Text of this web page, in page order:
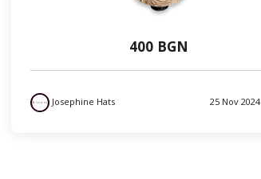
400 BGN
Josephine Hats 25 Nov 2024